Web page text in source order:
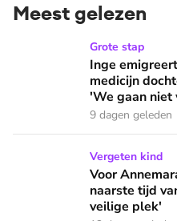
Meest gelezen
Inge emigreert naar
Grote stap
Inge
medicijn
'We gaan niet
9 dagen geleden
Voor Annemara was de
Vergeten kind
Voor
naarste tijd
veilige plek'